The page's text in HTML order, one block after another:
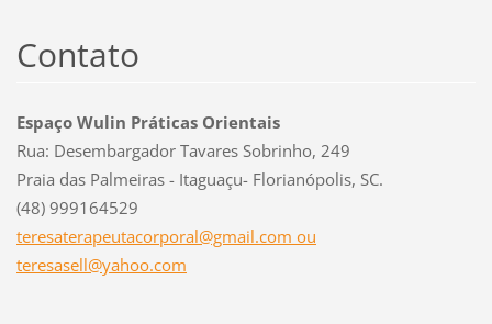
Contato
Espaço Wulin Práticas Orientais
Rua: Desembargador Tavares Sobrinho, 249
Praia das Palmeiras - Itaguaçu- Florianópolis, SC.
(48) 999164529
teresaterapeutacorporal@gmail.com ou
teresasell@yahoo.com